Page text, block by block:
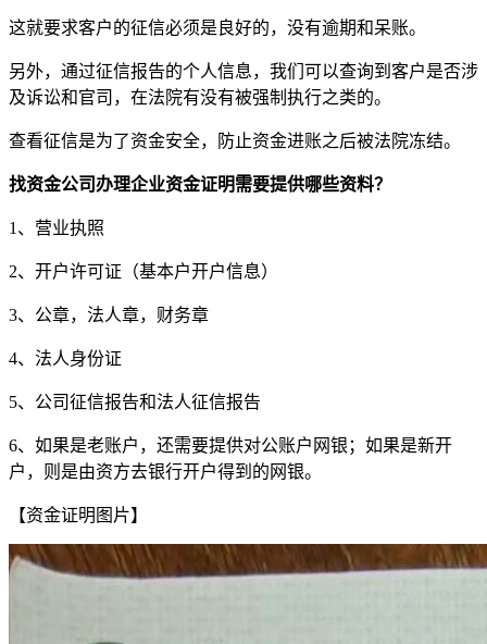
这就要求客户的征信必须是良好的，没有逾期和呆账。
另外，通过征信报告的个人信息，我们可以查询到客户是否涉
及诉讼和官司，在法院有没有被强制执行之类的。
查看征信是为了资金安全，防止资金进账之后被法院冻结。
找资金公司办理企业资金证明需要提供哪些资料？
1、营业执照
2、开户许可证（基本户开户信息）
3、公章，法人章，财务章
4、法人身份证
5、公司征信报告和法人征信报告
6、如果是老账户，还需要提供对公账户网银；如果是新开
户，则是由资方去银行开户得到的网银。
【资金证明图片】